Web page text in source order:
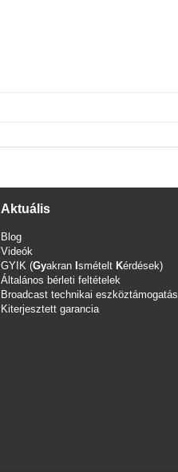
Aktuális
Blog
Videók
GYIK (Gyakran smételt Kérdések)
Általános bérleti feltételek
Broadcast technikai eszköztámogatás
Kiterjesztett garancia